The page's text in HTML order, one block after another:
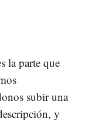
la parte que
subir una
y